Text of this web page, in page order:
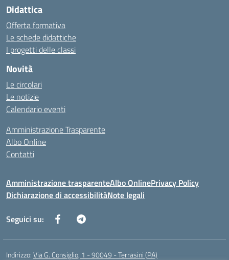
Didattica
Offerta formativa
Le schede didattiche
I progetti delle classi
Novità
Le circolari
Le notizie
Calendario eventi
Amministrazione Trasparente
Albo Online
Contatti
Amministrazione trasparenteAlbo OnlinePrivacy Policy
Dichiarazione di accessibilitàNote legali
Seguici su:
Indirizzo:Via G. Consiglio, 1 - 90049 - Terrasini (PA)